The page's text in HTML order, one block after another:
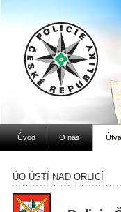
Úvod O nás
ÚO ÚSTÍ NAD ORLICÍ